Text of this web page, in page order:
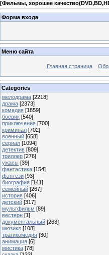
[Фильмы, хорошее
Форма входа
Меню сайта
Главная страница
Categories
мелодрама [2218]
драма [2373]
комедия [1859]
боевик [540]
приключения [700]
криминал [702]
военный [658]
сериал [1094]
детектив [809]
триллер [276]
ужасы [39]
фантастика [154]
фэнтези [93]
биография [141]
семейный [267]
история [406]
детский [317]
мультфильм [89]
вестерн [1]
документальный [263]
мюзикл [108]
трагикомедия [30]
анимация [6]
мистика [78]